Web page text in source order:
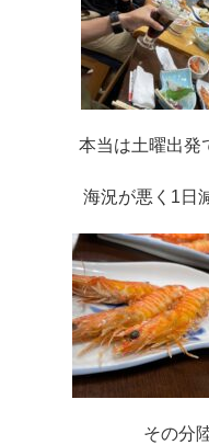
本当は土曜出発
海況が悪く1日
その分